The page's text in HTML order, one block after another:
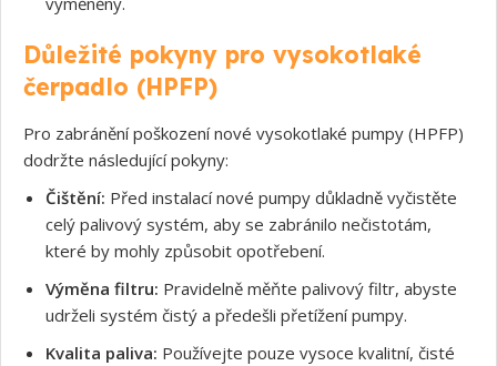
Důležité pokyny pro vysokotlaké
čerpadlo (HPFP)
Pro zabránění poškození nové vysokotlaké pumpy (HPFP)
dodržte následující pokyny:
Čištění: Před instalací nové pumpy důkladně vyčistěte
celý palivový systém, aby se zabránilo nečistotám,
které by mohly způsobit opotřebení.
Výměna filtru: Pravidelně měňte palivový filtr, abyste
udrželi systém čistý a předešli přetížení pumpy.
Kvalita paliva: Používejte pouze vysoce kvalitní, čisté